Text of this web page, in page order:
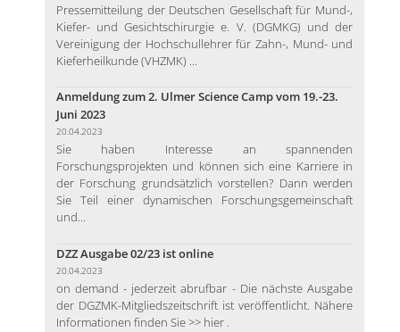
Pressemitteilung der Deutschen Gesellschaft für Mund-,
Kiefer- und Gesichtschirurgie e. V. (DGMKG) und der
Vereinigung der Hochschullehrer für Zahn-, Mund- und
Kieferheilkunde (VHZMK) ...
Anmeldung zum 2. Ulmer Science Camp vom 19.-23.
Juni 2023
20.04.2023
Sie haben Interesse an spannenden
Forschungsprojekten und können sich eine Karriere in
der Forschung grundsätzlich vorstellen? Dann werden
Sie Teil einer dynamischen Forschungsgemeinschaft
und...
DZZ Ausgabe 02/23 ist online
20.04.2023
on demand - jederzeit abrufbar - Die nächste Ausgabe
der DGZMK-Mitgliedszeitschrift ist veröffentlicht. Nähere
Informationen finden Sie >> hier .